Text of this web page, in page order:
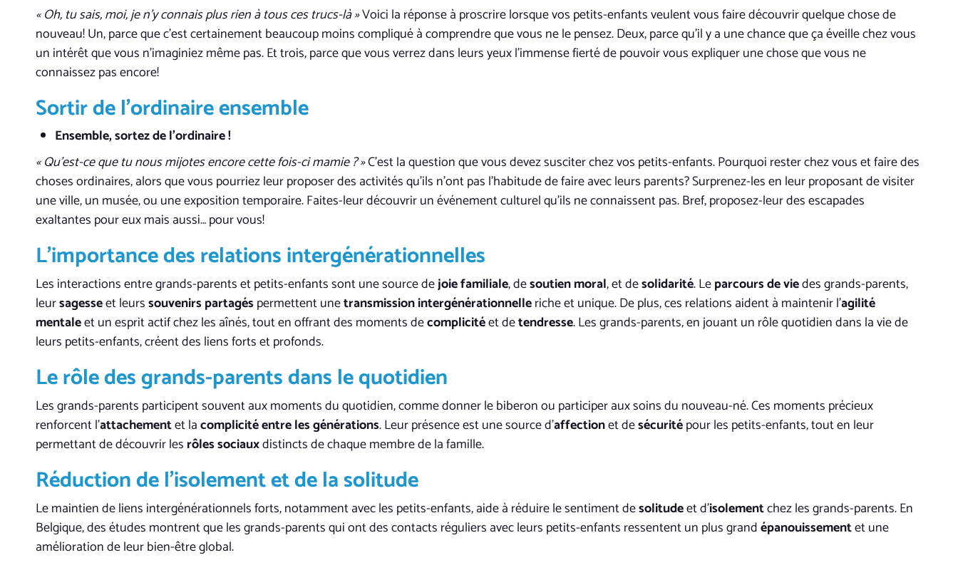
« Oh, tu sais, moi, je n’y connais plus rien à tous ces trucs-là »Voici la réponse à proscrire lorsque vos petits-enfants veulent vous faire découvrir quelque chose de
nouveau! Un, parce que c’est certainement beaucoup moins compliqué à comprendre que vous ne le pensez. Deux, parce qu’il y a une chance que ça éveille chez vous
un intérêt que vous n’imaginiez même pas. Et trois, parce que vous verrez dans leurs yeux l’immense fierté de pouvoir vous expliquer une chose que vous ne
connaissez pas encore!
Sortir de l’ordinaire ensemble
Ensemble, sortez de l’ordinaire !
« Qu’est-ce que tu nous mijotes encore cette fois-ci mamie ? »C’est la question que vous devez susciter chez vos petits-enfants. Pourquoi rester chez vous et faire des
choses ordinaires, alors que vous pourriez leur proposer des activités qu’ils n’ont pas l’habitude de faire avec leurs parents? Surprenez-les en leur proposant de visiter
une ville, un musée, ou une exposition temporaire. Faites-leur découvrir un événement culturel qu’ils ne connaissent pas. Bref, proposez-leur des escapades
exaltantes pour eux mais aussi… pour vous!
L’importance des relations intergénérationnelles
Les interactions entre grands-parents et petits-enfants sont une source dejoie familiale, desoutien moral, et desolidarité. Leparcours de viedes grands-parents,
leursagesseet leurssouvenirs partagéspermettent unetransmission intergénérationnelleriche et unique. De plus, ces relations aident à maintenir l’agilité
mentaleet un esprit actif chez les aînés, tout en offrant des moments decomplicitéet detendresse. Les grands-parents, en jouant un rôle quotidien dans la vie de
leurs petits-enfants, créent des liens forts et profonds.
Le rôle des grands-parents dans le quotidien
Les grands-parents participent souvent aux moments du quotidien, comme donner le biberon ou participer aux soins du nouveau-né. Ces moments précieux
renforcent l’attachementet lacomplicité entre les générations. Leur présence est une source d’affectionet desécuritépour les petits-enfants, tout en leur
permettant de découvrir les rôles sociauxdistincts de chaque membre de la famille.
Réduction de l’isolement et de la solitude
Le maintien de liens intergénérationnels forts, notamment avec les petits-enfants, aide à réduire le sentiment desolitudeet d’isolementchez les grands-parents. En
Belgique, des études montrent que les grands-parents qui ont des contacts réguliers avec leurs petits-enfants ressentent un plus grandépanouissementet une
amélioration de leur bien-être global.